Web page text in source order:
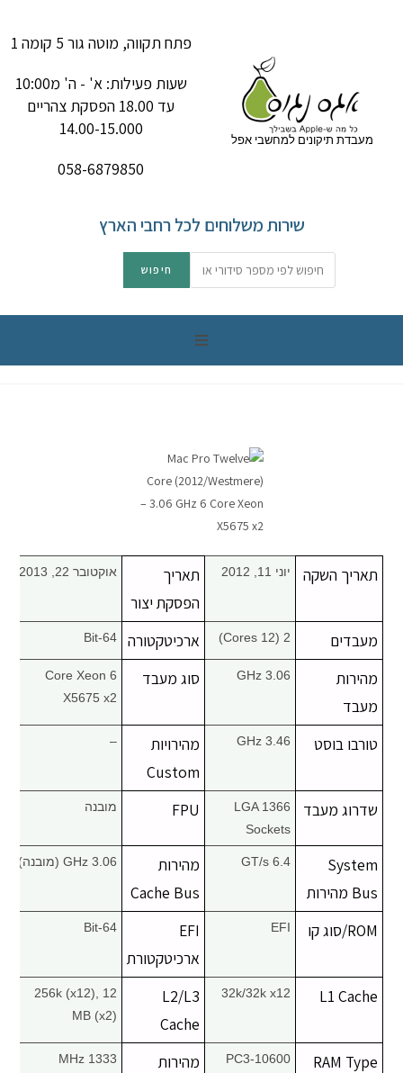
מעבדת תיקונים למחשבי אפל
פתח תקווה, מוטה גור 5 קומה 1
שעות פעילות: א' - ה' מ10:00
עד 18.00 הפסקת צהריים
14.00-15.000
058-6879850
שירות משלוחים לכל רחבי הארץ
אביזרים לApple
חלקים למק | Apple
שירות תיקונים למכשירי אפל
תאריך השקה יוני 11, 2012
תאריך
הפסקת יצור
אוקטובר 22, 2013
מעבדים 2 (12 Cores) ארכיטקטורה 64-Bit
מהירות
מעבד
3.06 GHz סוג מעבד
6 Core Xeon
X5675 x2
טורבו בוסט 3.46 GHz
מהירויות
Custom
–
שדרוג מעבד
LGA 1366
Sockets
FPU מובנה
System
Bus מהירות
6.4 GT/s
מהירות
Cache Bus
3.06 GHz (מובנה)
ROM/סוג קו EFI
EFI
ארכיטקטורת
64-Bit
L1 Cache
32k/32k x12
L2/L3
Cache
256k (x12), 12
MB (x2)
RAM Type
PC3-10600
מהירות
1333 MHz